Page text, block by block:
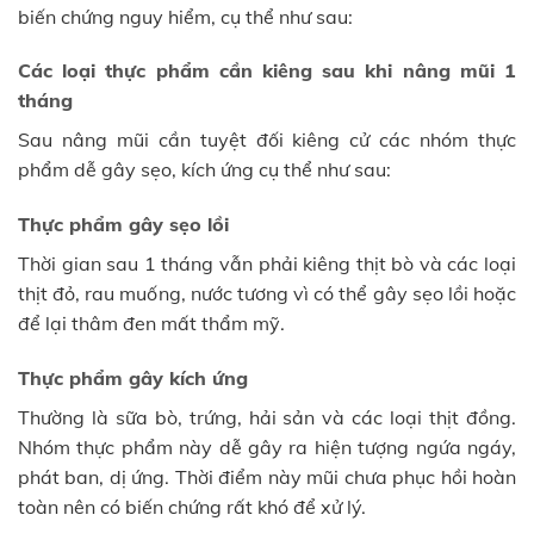
biến chứng nguy hiểm, cụ thể như sau:
Các loại thực phẩm cần kiêng sau khi nâng mũi 1
tháng
Sau nâng mũi cần tuyệt đối kiêng cử các nhóm thực
phẩm dễ gây sẹo, kích ứng cụ thể như sau:
Thực phẩm gây sẹo lồi
Thời gian sau 1 tháng vẫn phải kiêng thịt bò và các loại
thịt đỏ, rau muống, nước tương vì có thể gây sẹo lồi hoặc
để lại thâm đen mất thẩm mỹ.
Thực phẩm gây kích ứng
Thường là sữa bò, trứng, hải sản và các loại thịt đồng.
Nhóm thực phẩm này dễ gây ra hiện tượng ngứa ngáy,
phát ban, dị ứng. Thời điểm này mũi chưa phục hồi hoàn
toàn nên có biến chứng rất khó để xử lý.